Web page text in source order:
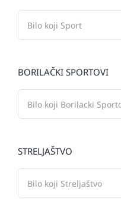
BORILAČKI SPORTOVI
STRELJAŠTVO